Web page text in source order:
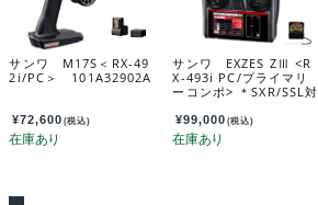
サンワ M17S＜RX-49
2i/PC＞ 101A32902A
¥72,600 (税込)
サンワ EXZES ZⅢ <R
X-493i PC/プライマリ
ーコンポ> ＊SXR/SSL対
¥99,000 (税込)